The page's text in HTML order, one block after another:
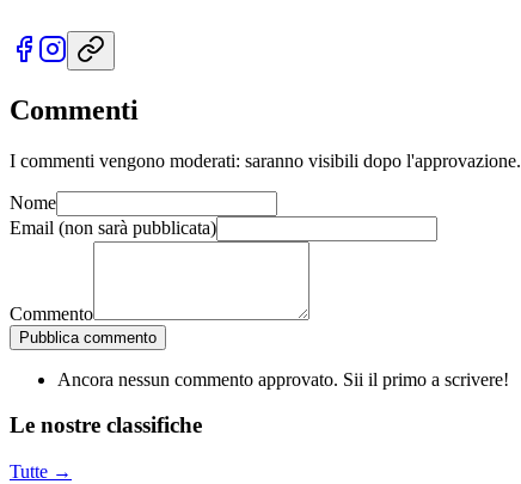
Commenti
I commenti vengono moderati: saranno visibili dopo l'approvazione.
Nome
Email (non sarà pubblicata)
Commento
Pubblica commento
Ancora nessun commento approvato. Sii il primo a scrivere!
Le nostre classifiche
Tutte →